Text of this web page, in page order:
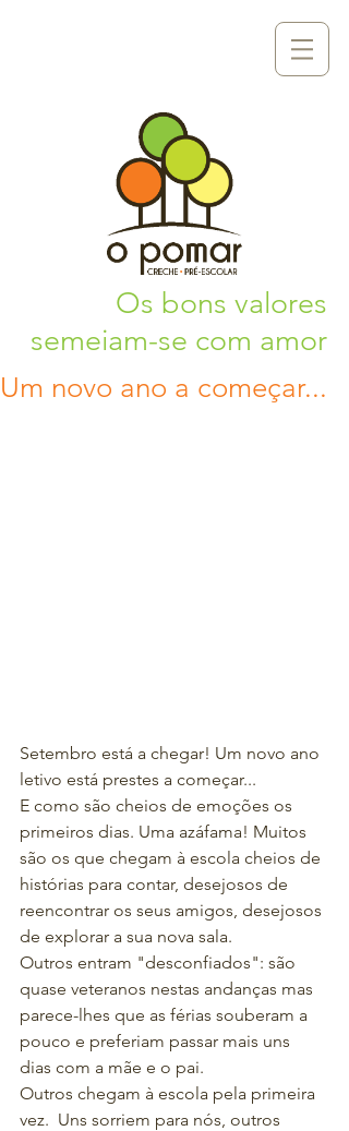
Os bons valores
semeiam-se com amor
Um novo ano a começar...
Setembro está a chegar! Um novo ano
letivo está prestes a começar...
E como são cheios de emoções os
primeiros dias. Uma azáfama! Muitos
são os que chegam à escola cheios de
histórias para contar, desejosos de
reencontrar os seus amigos, desejosos
de explorar a sua nova sala.
Outros entram "desconfiados": são
quase veteranos nestas andanças mas
parece-lhes que as férias souberam a
pouco e preferiam passar mais uns
dias com a mãe e o pai.
Outros chegam à escola pela primeira
vez.  Uns sorriem para nós, outros